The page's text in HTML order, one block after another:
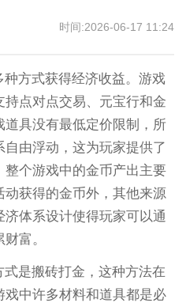
时间:2026-06-17 11:24
方式获得经济收益。游戏
点对点交易、元宝行和金
具没有最低定价限制，所
由浮动，这为玩家提供了
个游戏中的金币产出主要
获得的金币外，其他来源
体系设计使得玩家可以通
富。
是搬砖打金，这种方法在
中许多材料和道具都是必